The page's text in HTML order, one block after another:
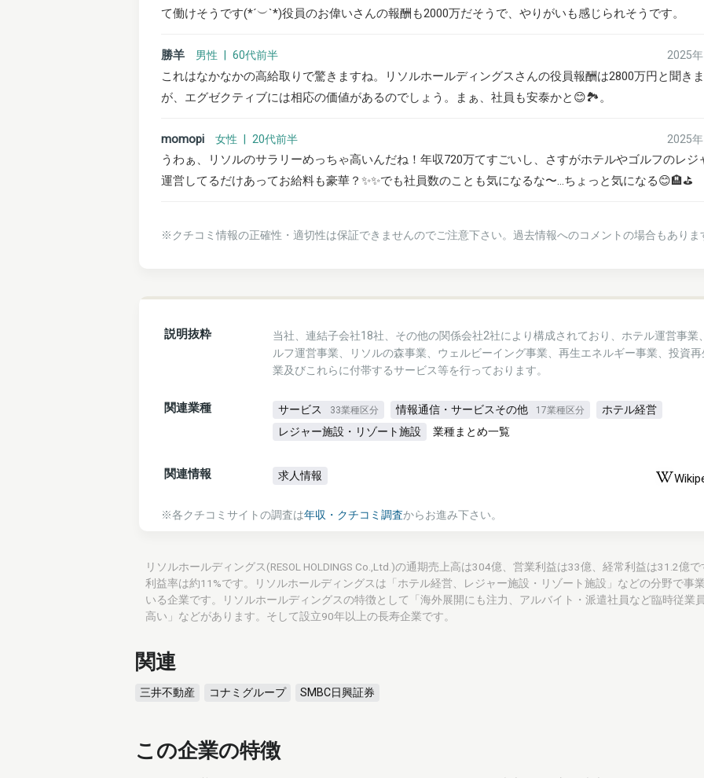
て働けそうです(*´︶`*)役員のお偉いさんの報酬も2000万だそうで、やりがいも感じられそうです。
勝羊 男性 | 60代前半 2025
これはなかなかの高給取りで驚きますね。リソルホールディングスさんの役員報酬は2800万円と聞き
が、エグゼクティブには相応の価値があるのでしょう。まぁ、社員も安泰かと😊🏞️。
momopi 女性 | 20代前半 2025
うわぁ、リソルのサラリーめっちゃ高いんだね！年収720万てすごいし、さすがホテルやゴルフのレジ
運営してるだけあってお給料も豪華？✨✨でも社員数のことも気になるな〜…ちょっと気になる😊🏨⛳️
※クチコミ情報の正確性・適切性は保証できませんのでご注意下さい。過去情報へのコメントの場合もありま
説明抜粋
当社、連結子会社18社、その他の関係会社2社により構成されており、ホテル運営事業
ルフ運営事業、リソルの森事業、ウェルビーイング事業、再生エネルギー事業、投資
業及びこれらに付帯するサービス等を行っております。
関連業種 サービス 33業種区分 情報通信・サービスその他 17業種区分
ホテル経営
レジャー施設・リゾート施設
業種まとめ一覧
関連情報 求人情報
※各クチコミサイトの調査は年収・クチコミ調査からお進み下さい。
リソルホールディングス(RESOL HOLDINGS Co.,Ltd.)の通期売上高は304億、営業利益は33億、経常利益は31.2億
利益率は約11%です。リソルホールディングスは「ホテル経営、レジャー施設・リゾート施設」などの分野で事
いる企業です。リソルホールディングスの特徴として「海外展開にも注力、アルバイト・派遣社員など臨時従業
高い」などがあります。そして設立90年以上の長寿企業です。
関連
三井不動産 コナミグループ SMBC日興証券
この企業の特徴